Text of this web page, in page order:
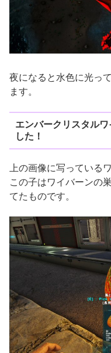
夜になると水色に光っ
ます。
エンバークリスタル
した！
上の画像に写っている
この子はワイバーンの
てたものです。